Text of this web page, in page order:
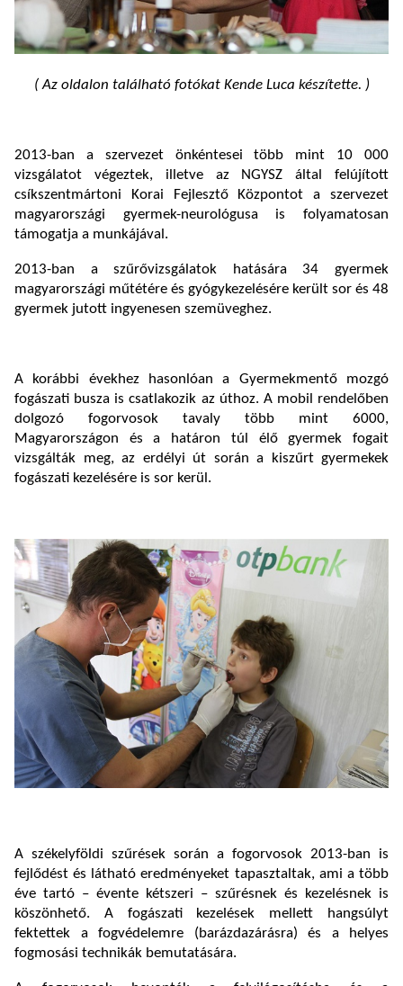
( Az oldalon található fotókat Kende Luca készítette. )
2013-ban a szervezet önkéntesei több mint 10 000
vizsgálatot végeztek, illetve az NGYSZ által felújított
csíkszentmártoni Korai Fejlesztő Központot a szervezet
magyarországi gyermek-neurológusa is folyamatosan
támogatja a munkájával.
2013-ban a szűrővizsgálatok hatására 34 gyermek
magyarországi műtétére és gyógykezelésére került sor és 48
gyermek jutott ingyenesen szemüveghez.
A korábbi évekhez hasonlóan a Gyermekmentő mozgó
fogászati busza is csatlakozik az úthoz. A mobil rendelőben
dolgozó fogorvosok tavaly több mint 6000,
Magyarországon és a határon túl élő gyermek fogait
vizsgálták meg, az erdélyi út során a kiszűrt gyermekek
fogászati kezelésére is sor kerül.
A székelyföldi szűrések során a fogorvosok 2013-ban is
fejlődést és látható eredményeket tapasztaltak, ami a több
éve tartó – évente kétszeri – szűrésnek és kezelésnek is
köszönhető. A fogászati kezelések mellett hangsúlyt
fektettek a fogvédelemre (barázdazárásra) és a helyes
fogmosási technikák bemutatására.